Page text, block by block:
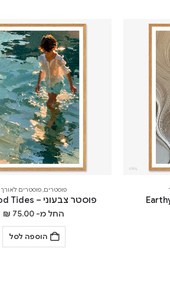
פוסטרים,פוסטרים לאורך
פוסטר צבעוני – Boyhood Tides
החל מ- ₪ 75.00
הוספה לסל